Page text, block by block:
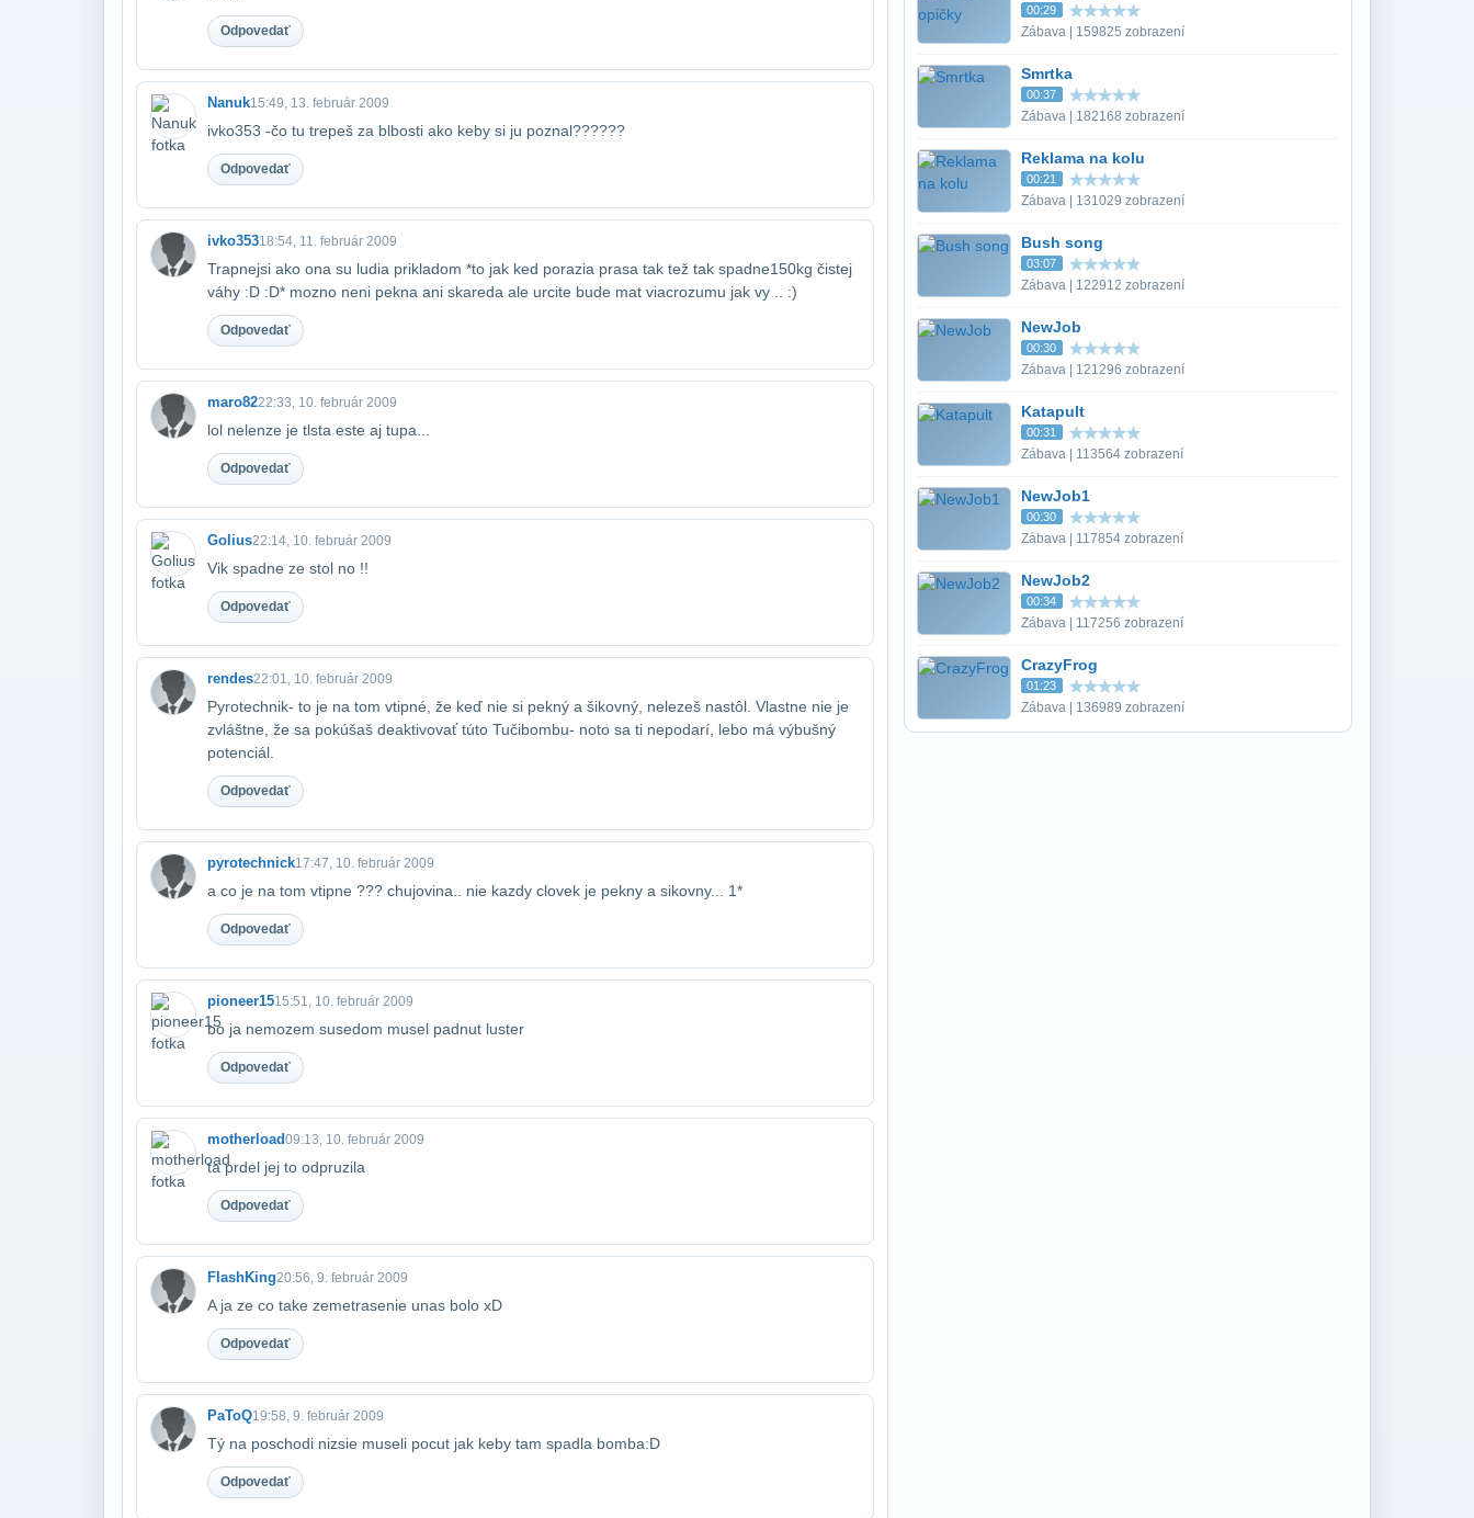
Odpovedať
Nanuk15:49, 13. február 2009
ivko353 -čo tu trepeš za blbosti ako keby si ju poznal??????
Odpovedať
ivko35318:54, 11. február 2009
Trapnejsi ako ona su ludia prikladom *to jak ked porazia prasa tak tež tak spadne​150kg čistej
váhy :D :D* mozno neni pekna ani skareda ale urcite bude mat viac​rozumu jak vy .. :)
Odpovedať
maro8222:33, 10. február 2009
lol nelenze je tlsta este aj tupa...
Odpovedať
Golius22:14, 10. február 2009
Vik spadne ze stol no !!
Odpovedať
rendes22:01, 10. február 2009
Pyrotechnik- to je na tom vtipné, že keď nie si pekný a šikovný, nelezeš na​stôl. Vlastne nie je
zvláštne, že sa pokúšaš deaktivovať túto Tučibombu- no​to sa ti nepodarí, lebo má výbušný
potenciál.
Odpovedať
pyrotechnick17:47, 10. február 2009
a co je na tom vtipne ??? chujovina.. nie kazdy clovek je pekny a sikovny... 1*
Odpovedať
pioneer1515:51, 10. február 2009
bo ja nemozem susedom musel padnut luster
Odpovedať
motherload09:13, 10. február 2009
ta prdel jej to odpruzila
Odpovedať
FlashKing20:56, 9. február 2009
A ja ze co take zemetrasenie unas bolo xD
Odpovedať
PaToQ19:58, 9. február 2009
Tý na poschodi nizsie museli pocut jak keby tam spadla bomba:D
Odpovedať
00:29
Zábava | 159825 zobrazení
Smrtka
00:37
Zábava | 182168 zobrazení
Reklama na kolu
00:21
Zábava | 131029 zobrazení
Bush song
03:07
Zábava | 122912 zobrazení
NewJob
00:30
Zábava | 121296 zobrazení
Katapult
00:31
Zábava | 113564 zobrazení
NewJob1
00:30
Zábava | 117854 zobrazení
NewJob2
00:34
Zábava | 117256 zobrazení
CrazyFrog
01:23
Zábava | 136989 zobrazení